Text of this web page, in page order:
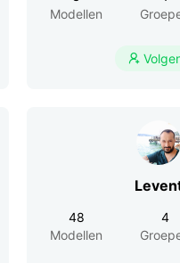
Modellen

48
Modellen
4